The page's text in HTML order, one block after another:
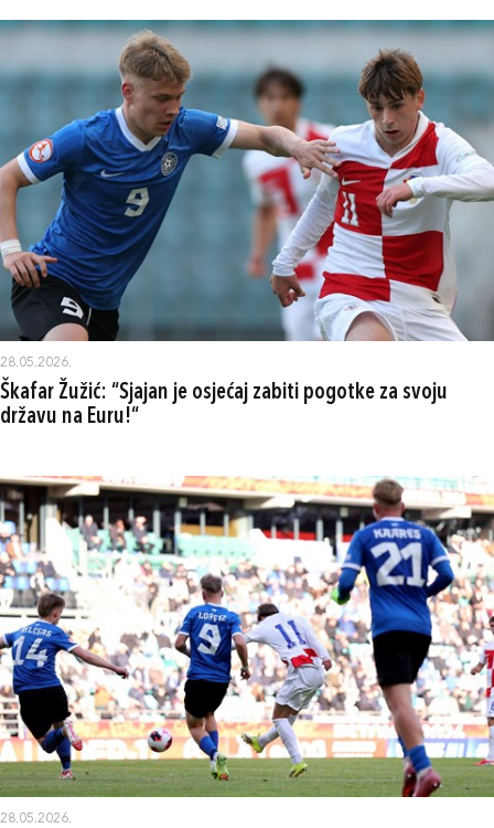
28.05.2026.
Škafar Žužić: “Sjajan je osjećaj zabiti pogotke za svoju
državu na Euru!“
28.05.2026.